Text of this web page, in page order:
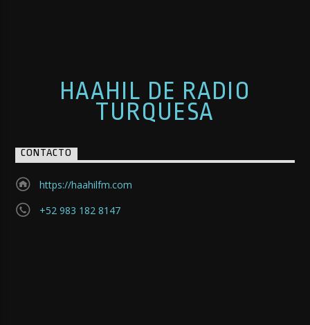
HAAHIL DE RADIO
TURQUESA
CONTACTO
https://haahilfm.com
+52 983 182 8147